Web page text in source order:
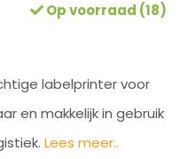
Op voorraad (18)
labelprinter voor
en makkelijk in gebruik
Lees meer..